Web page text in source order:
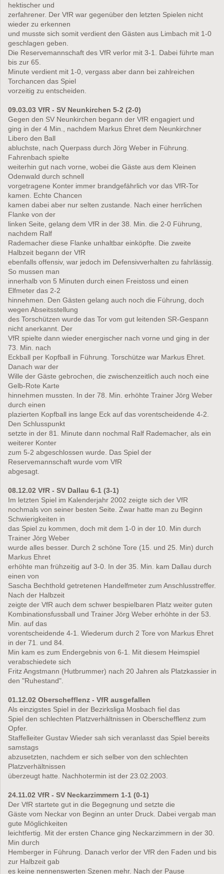
hektischer und
zerfahrener. Der VfR war gegenüber den letzten Spielen nicht
wieder zu erkennen
und musste sich somit verdient den Gästen aus Limbach mit 1-0
geschlagen geben.
Die Reservemannschaft des VfR verlor mit 3-1. Dabei führte man
bis zur 65.
Minute verdient mit 1-0, vergass aber dann bei zahlreichen
Torchancen das Spiel
vorzeitig zu entscheiden.
09.03.03 VfR - SV Neunkirchen 5-2 (2-0)
Gegen den SV Neunkirchen begann der VfR engagiert und
ging in der 4 Min., nachdem Markus Ehret dem Neunkirchner
Libero den Ball
abluchste, nach Querpass durch Jörg Weber in Führung.
Fahrenbach spielte
weiterhin gut nach vorne, wobei die Gäste aus dem Kleinen
Odenwald durch schnell
vorgetragene Konter immer brandgefährlich vor das VfR-Tor
kamen. Echte Chancen
kamen dabei aber nur selten zustande. Nach einer herrlichen
Flanke von der
linken Seite, gelang dem VfR in der 38. Min. die 2-0 Führung,
nachdem Ralf
Rademacher diese Flanke unhaltbar einköpfte. Die zweite
Halbzeit begann der VfR
ebenfalls offensiv, war jedoch im Defensivverhalten zu fahrlässig.
So mussen man
innerhalb von 5 Minuten durch einen Freistoss und einen
Elfmeter das 2-2
hinnehmen. Den Gästen gelang auch noch die Führung, doch
wegen Abseitsstellung
des Torschützen wurde das Tor vom gut leitenden SR-Gespann
nicht anerkannt. Der
VfR spielte dann wieder energischer nach vorne und ging in der
73. Min. nach
Eckball per Kopfball in Führung. Torschütze war Markus Ehret.
Danach war der
Wille der Gäste gebrochen, die zwischenzeitlich auch noch eine
Gelb-Rote Karte
hinnehmen mussten. In der 78. Min. erhöhte Trainer Jörg Weber
durch einen
plazierten Kopfball ins lange Eck auf das vorentscheidende 4-2.
Den Schlusspunkt
setzte in der 81. Minute dann nochmal Ralf Rademacher, als ein
weiterer Konter
zum 5-2 abgeschlossen wurde. Das Spiel der
Reservemannschaft wurde vom VfR
abgesagt.
08.12.02 VfR - SV Dallau 6-1 (3-1)
Im letzten Spiel im Kalenderjahr 2002 zeigte sich der VfR
nochmals von seiner besten Seite. Zwar hatte man zu Beginn
Schwierigkeiten in
das Spiel zu kommen, doch mit dem 1-0 in der 10. Min durch
Trainer Jörg Weber
wurde alles besser. Durch 2 schöne Tore (15. und 25. Min) durch
Markus Ehret
erhöhte man frühzeitig auf 3-0. In der 35. Min. kam Dallau durch
einen von
Sascha Bechthold getretenen Handelfmeter zum Anschlusstreffer.
Nach der Halbzeit
zeigte der VfR auch dem schwer bespielbaren Platz weiter guten
Kombinationsfussball und Trainer Jörg Weber erhöhte in der 53.
Min. auf das
vorentscheidende 4-1. Wiederum durch 2 Tore von Markus Ehret
in der 71. und 84.
Min kam es zum Endergebnis von 6-1. Mit diesem Heimspiel
verabschiedete sich
Fritz Angstmann (Hutbrummer) nach 20 Jahren als Platzkassier in
den "Ruhestand".
01.12.02 Oberschefflenz - VfR ausgefallen
Als einzigstes Spiel in der Bezirksliga Mosbach fiel das
Spiel den schlechten Platzverhältnissen in Oberschefflenz zum
Opfer.
Staffelleiter Gustav Wieder sah sich veranlasst das Spiel bereits
samstags
abzusetzten, nachdem er sich selber von den schlechten
Platzverhältnissen
überzeugt hatte. Nachhotermin ist der 23.02.2003.
24.11.02 VfR - SV Neckarzimmern 1-1 (0-1)
Der VfR startete gut in die Begegnung und setzte die
Gäste vom Neckar von Beginn an unter Druck. Dabei vergab man
gute Möglichkeiten
leichtfertig. Mit der ersten Chance ging Neckarzimmern in der 30.
Min durch
Hemberger in Führung. Danach verlor der VfR den Faden und bis
zur Halbzeit gab
es keine nennenswerten Szenen mehr. Nach der Pause